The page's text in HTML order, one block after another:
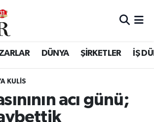
DÜNYA ŞİRKETLER İŞ
KULIS
acı günü;